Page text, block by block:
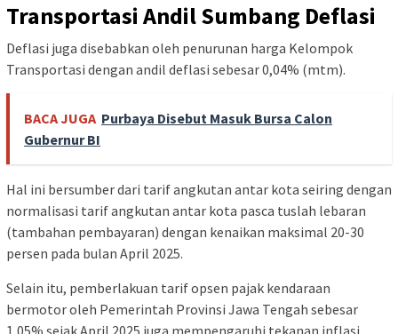
Transportasi Andil Sumbang Deflasi
Deflasi juga disebabkan oleh penurunan harga Kelompok
Transportasi dengan andil deflasi sebesar 0,04% (mtm).
BACA JUGA Purbaya Disebut Masuk Bursa Calon
Gubernur BI
Hal ini bersumber dari tarif angkutan antar kota seiring dengan
normalisasi tarif angkutan antar kota pasca tuslah lebaran
(tambahan pembayaran) dengan kenaikan maksimal 20-30
persen pada bulan April 2025.
Selain itu, pemberlakuan tarif opsen pajak kendaraan
bermotor oleh Pemerintah Provinsi Jawa Tengah sebesar